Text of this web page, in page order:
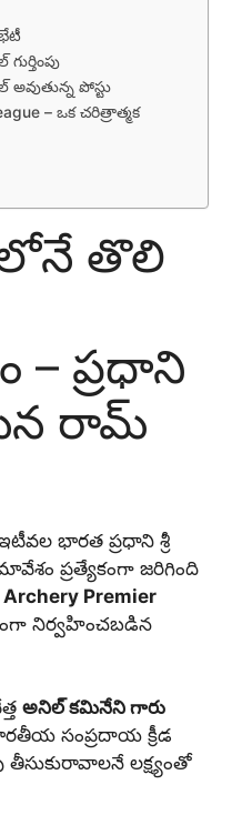
పోస్టు
– ఒక చరిత్రాత్మక
తొలి
ప్రధాని
రామ్
భారత ప్రధాని శ్రీ
ప్రత్యేకంగా జరిగింది
Archery Premier
నిర్వహించబడిన
అనిల్ కమినేని గారు
సంప్రదాయ క్రీడ
తీసుకురావాలనే లక్ష్యంతో